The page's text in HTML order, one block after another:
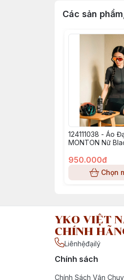
Các sản
124111038 - Áo
MONTON Nữ
950.000đ
Chọn
YKO VIỆT
CHÍNH
Liênhệđạilý
Chính sách
Chính Sách Vận